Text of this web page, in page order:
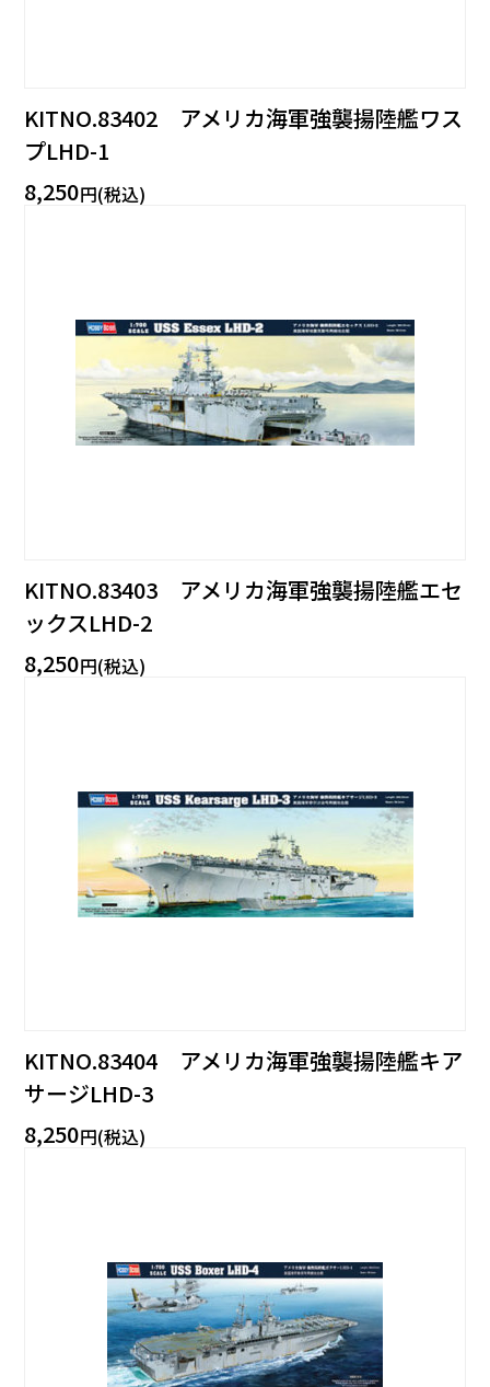
KITNO.83402 アメリカ海軍強襲揚陸艦ワス
プLHD-1
8,250円(税込)
KITNO.83403 アメリカ海軍強襲揚陸艦エセ
ックスLHD-2
8,250円(税込)
KITNO.83404 アメリカ海軍強襲揚陸艦キア
サージLHD-3
8,250円(税込)